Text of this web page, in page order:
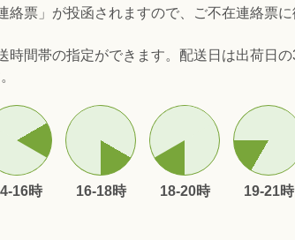
絡票」が投函されますので、ご不在連絡票
時間帯の指定ができます。配送日は出荷日
16時 16-18時 18-20時 19-21時